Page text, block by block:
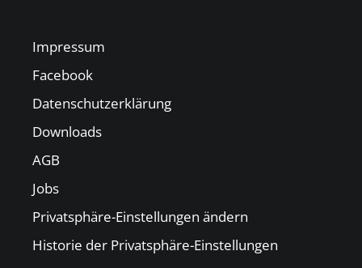
Impressum
Facebook
Datenschutzerklärung
Downloads
AGB
Jobs
Privatsphäre-Einstellungen ändern
Historie der Privatsphäre-Einstellungen